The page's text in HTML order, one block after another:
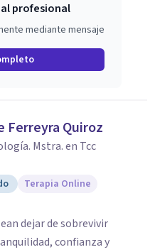
profesional
mediante mensaje
Ferreyra Quiroz
Mstra. en Tcc
Terapia Online
dejar de sobrevivir
confianza y